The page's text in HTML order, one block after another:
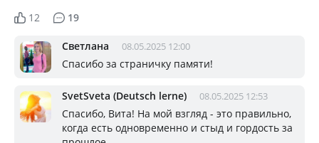
12 19
Светлана 08.05.2025 12:00
Спасибо за страничку памяти!
SvetSveta (Deutsch lerne) 08.05.2025 12:53
Спасибо, Вита! На мой взгляд - это правильно,
когда есть одновременно и стыд и гордость за